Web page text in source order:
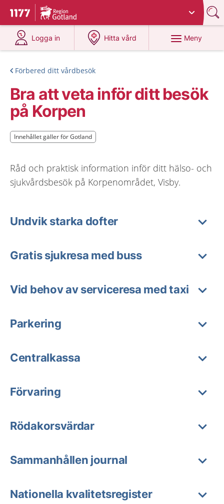
Till startsidan för 1177
Du har valt region
Logga in
på 1177.se
Hitta vård
på 1177.se
Meny
Förbered ditt vårdbesök
Bra att veta inför ditt besök
på Korpen
Innehållet gäller för Gotland
Innehållet gäller för Gotland
Råd och praktisk information inför ditt hälso- och
sjukvårdsbesök på Korpenområdet, Visby.
Undvik starka dofter
Gratis sjukresa med buss
Vid behov av serviceresa med taxi
Parkering
Centralkassa
Förvaring
Rödakorsvärdar
Sammanhållen journal
Nationella kvalitetsregister